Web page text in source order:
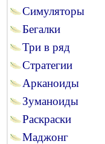
Симуляторы
Бегалки
Три в ряд
Стратегии
Арканоиды
Зуманоиды
Раскраски
Маджонг